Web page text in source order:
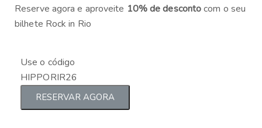
Reserve agora e aproveite 10% de descontocom o seu
bilhete Rock in Rio
Use o código
HIPPORIR26
RESERVAR AGORA